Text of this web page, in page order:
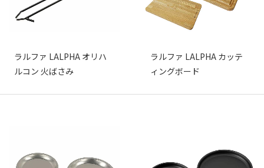
ラルファ LALPHA オリハ
ルコン 火ばさみ
ラルファ LALPHA カッテ
ィングボード